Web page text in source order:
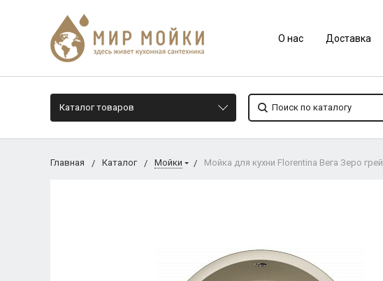
О нас Доставка
Каталог товаров
Главная Каталог Мойки Мойка для кухни Florentina Вега Зеро грей